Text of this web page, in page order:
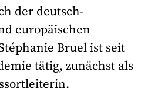
der deutsch-
europäischen
Bruel ist seit
tätig, zunächst als